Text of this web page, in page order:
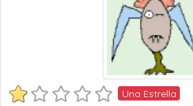
Una Estrella